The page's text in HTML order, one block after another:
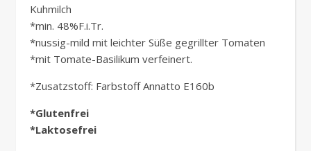
Kuhmilch
*min. 48%F.i.Tr.
*nussig-mild mit leichter Süße gegrillter Tomaten
*mit Tomate-Basilikum verfeinert.
*Zusatzstoff: Farbstoff Annatto E160b
*Glutenfrei
*Laktosefrei